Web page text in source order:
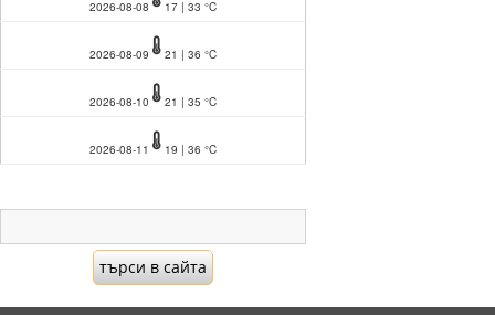
2026-08-08 17 | 33 °C
2026-08-09 21 | 36 °C
2026-08-10 21 | 35 °C
2026-08-11 19 | 36 °C